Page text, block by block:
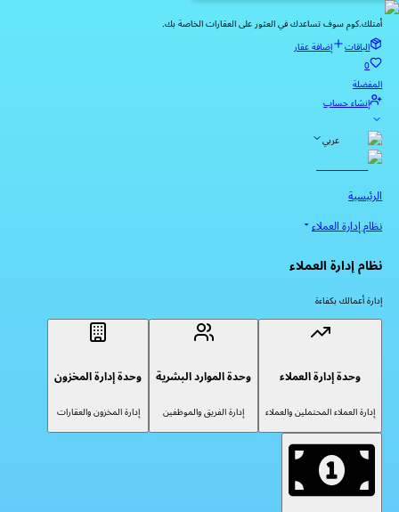
أمتلك.كوم سوف تساعدك في العثور على العقارات الخاصة بك.
الباقات
إضافة عقار
0
المفضلة
إنشاء حساب
عربي
الرئيسية
نظام إدارة العملاء
نظام إدارة العملاء
إدارة أعمالك بكفاءة
وحدة إدارة العملاء
إدارة العملاء المحتملين والعملاء
وحدة الموارد البشرية
إدارة الفريق والموظفين
وحدة إدارة المخزون
إدارة المخزون والعقارات